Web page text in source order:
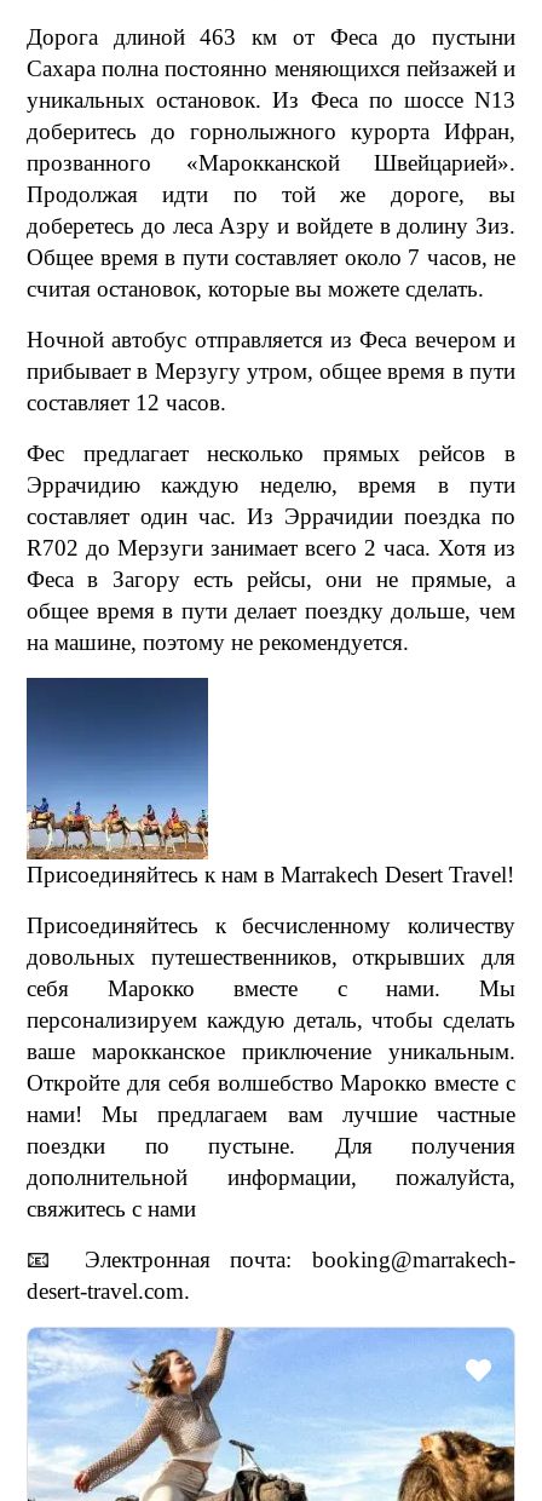
Дорога длиной 463 км от Феса до пустыни
Сахара полна постоянно меняющихся пейзажей и
уникальных остановок. Из Феса по шоссе N13
доберитесь до горнолыжного курорта Ифран,
прозванного «Марокканской Швейцарией».
Продолжая идти по той же дороге, вы
доберетесь до леса Азру и войдете в долину Зиз.
Общее время в пути составляет около 7 часов, не
считая остановок, которые вы можете сделать.
Ночной автобус отправляется из Феса вечером и
прибывает в Мерзугу утром, общее время в пути
составляет 12 часов.
Фес предлагает несколько прямых рейсов в
Эррачидию каждую неделю, время в пути
составляет один час. Из Эррачидии поездка по
R702 до Мерзуги занимает всего 2 часа. Хотя из
Феса в Загору есть рейсы, они не прямые, а
общее время в пути делает поездку дольше, чем
на машине, поэтому не рекомендуется.
Присоединяйтесь к нам в Marrakech Desert Travel!
Присоединяйтесь к бесчисленному количеству
довольных путешественников, открывших для
себя Марокко вместе с нами. Мы
персонализируем каждую деталь, чтобы сделать
ваше марокканское приключение уникальным.
Откройте для себя волшебство Марокко вместе с
нами! Мы предлагаем вам лучшие частные
поездки по пустыне. Для получения
дополнительной информации, пожалуйста,
свяжитесь с нами
📧 Электронная почта: booking@marrakech-
desert-travel.com.